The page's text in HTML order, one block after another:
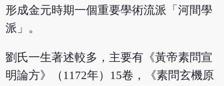
形成金元時期一個重要學術流派「河間學
派」。
劉氏一生著述較多，主要有《黃帝素問宣
明論方》（1172年）15卷，《素問玄機原